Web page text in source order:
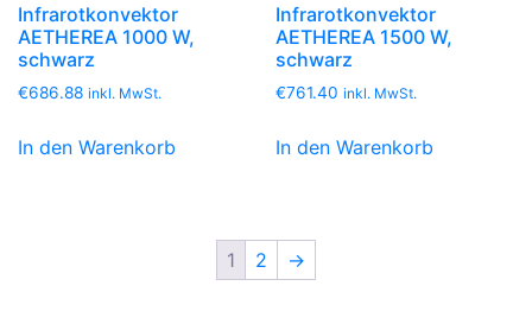
Infrarotkonvektor
AETHEREA 1000 W,
schwarz
€686.88 inkl. MwSt.
In den Warenkorb
Infrarotkonvektor
AETHEREA 1500 W,
schwarz
€761.40 inkl. MwSt.
In den Warenkorb
1 2 →